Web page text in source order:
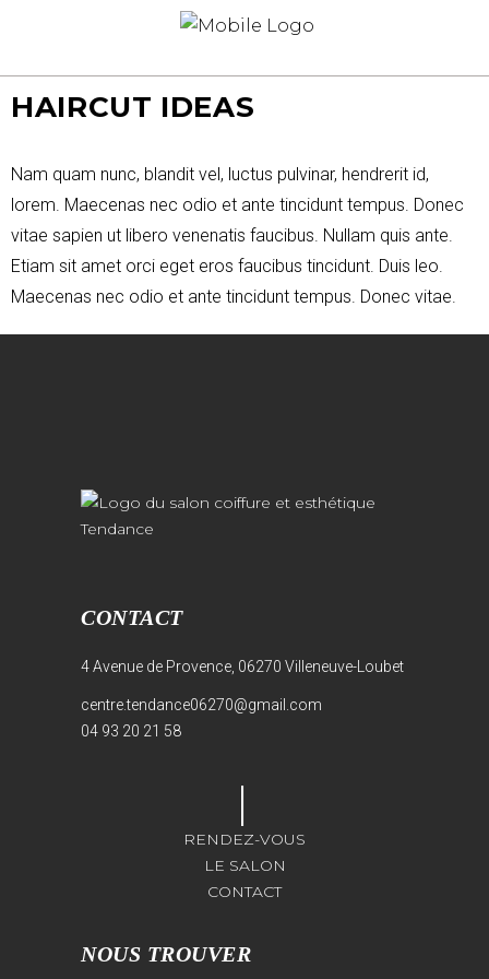
HAIRCUT IDEAS
Nam quam nunc, blandit vel, luctus pulvinar, hendrerit id,
lorem. Maecenas nec odio et ante tincidunt tempus. Donec
vitae sapien ut libero venenatis faucibus. Nullam quis ante.
Etiam sit amet orci eget eros faucibus tincidunt. Duis leo.
Maecenas nec odio et ante tincidunt tempus. Donec vitae.
CONTACT
4 Avenue de Provence, 06270 Villeneuve-Loubet
centre.tendance06270@gmail.com
04 93 20 21 58
RENDEZ-VOUS
LE SALON
CONTACT
NOUS TROUVER